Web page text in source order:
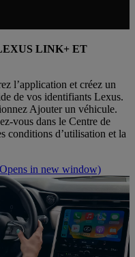
LINK+ ET
l’application et créez un
de vos identifiants Lexus.
Ajouter un véhicule.
vous dans le Centre de
conditions d’utilisation et la
in new window)